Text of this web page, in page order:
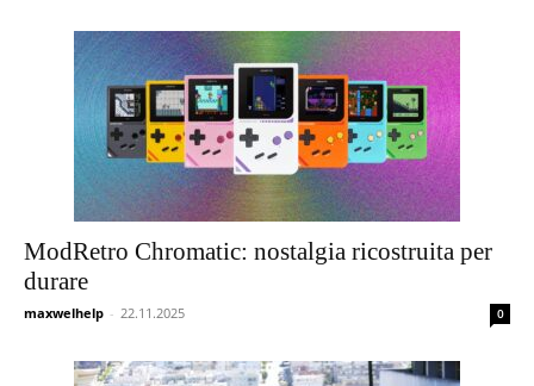
ModRetro Chromatic: nostalgia ricostruita per
durare
maxwelhelp - 22.11.2025 0